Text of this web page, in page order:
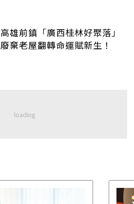
高雄前鎮「廣西桂林好聚落」
廢棄老屋翻轉命運賦新生！